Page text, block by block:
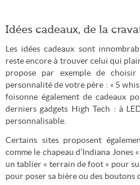
Idées cadeaux, de la
Les idées cadeaux sont
reste encore à trouver celui qui
propose par exemple de
personnalité de votre père : « 5
foisonne également de cadeaux
derniers gadgets High Tech : à
personnalisable.
Certains sites proposent
comme le chapeau d’Indiana Jones
un tablier « terrain de foot » pour
pour poser sa bière ou des boutons